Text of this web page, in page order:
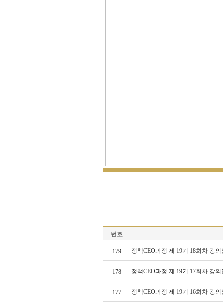
번호
179 정책CEO과정 제 19기 18회차 강
178 정책CEO과정 제 19기 17회차 강
177 정책CEO과정 제 19기 16회차 강